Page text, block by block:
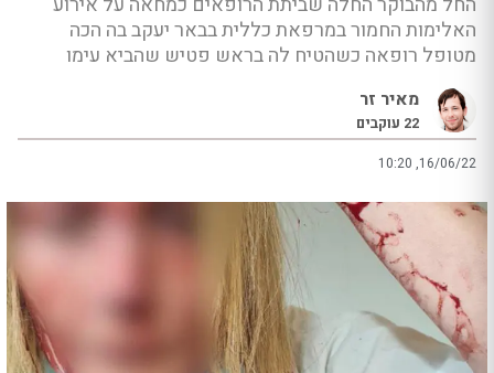
האלימות החמור במרפאת כללית בבאר יעקב בה הכה
מטופל רופאה כשהטיח לה בראש פטיש שהביא עימו
מאיר זר
22 עוקבים
10:20 ,16/06/22